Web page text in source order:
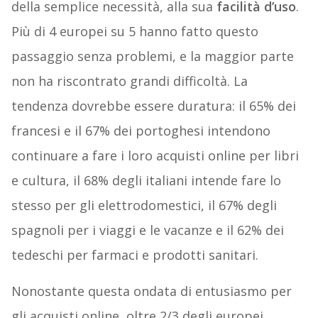
della semplice necessità, alla sua facilità d’uso.
Più di 4 europei su 5 hanno fatto questo
passaggio senza problemi, e la maggior parte
non ha riscontrato grandi difficoltà. La
tendenza dovrebbe essere duratura: il 65% dei
francesi e il 67% dei portoghesi intendono
continuare a fare i loro acquisti online per libri
e cultura, il 68% degli italiani intende fare lo
stesso per gli elettrodomestici, il 67% degli
spagnoli per i viaggi e le vacanze e il 62% dei
tedeschi per farmaci e prodotti sanitari.
Nonostante questa ondata di entusiasmo per